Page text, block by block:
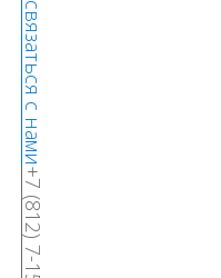
связаться с нами